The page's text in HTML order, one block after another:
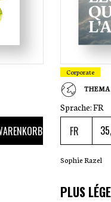
Corporate
Sprache:FR
35
Sophie Razel
PLUS